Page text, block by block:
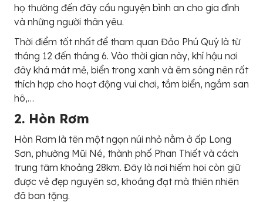
họ thường đến đây cầu nguyện bình an cho gia đình
và những người thân yêu.
Thời điểm tốt nhất để tham quan Đảo Phú Quý là từ
tháng 12 đến tháng 6. Vào thời gian này, khí hậu nơi
đây khá mát mẻ, biển trong xanh và êm sóng nên rất
thích hợp cho hoạt động vui chơi, tắm biển, ngắm san
hô,…
2. Hòn Rơm
Hòn Rơm là tên một ngọn núi nhỏ nằm ở ấp Long
Sơn, phường Mũi Né, thành phố Phan Thiết và cách
trung tâm khoảng 28km. Đây là nơi hiếm hoi còn giữ
được vẻ đẹp nguyên sơ, khoáng đạt mà thiên nhiên
đã ban tặng.